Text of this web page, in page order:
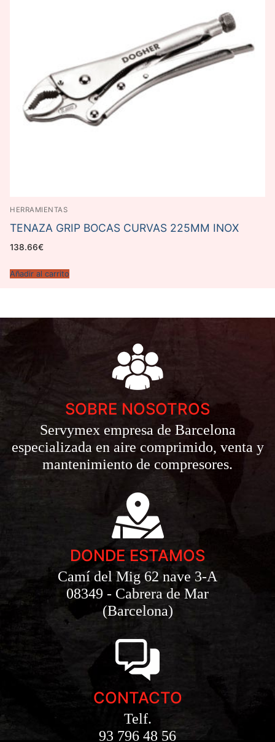
HERRAMIENTAS
TENAZA GRIP BOCAS CURVAS 225MM INOX
138.66€
Añadir al carrito
SOBRE NOSOTROS
Servymex empresa de Barcelona
especializada en aire comprimido, venta y
mantenimiento de compresores.
DONDE ESTAMOS
Camí del Mig 62 nave 3-A
08349 - Cabrera de Mar
(Barcelona)
CONTACTO
Telf.
93 796 48 56